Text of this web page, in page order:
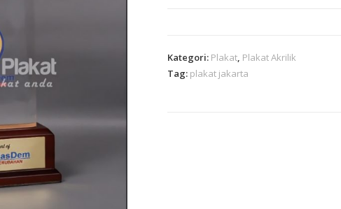
Kategori: Plakat, Plakat Akrilik
Tag: plakat jakarta